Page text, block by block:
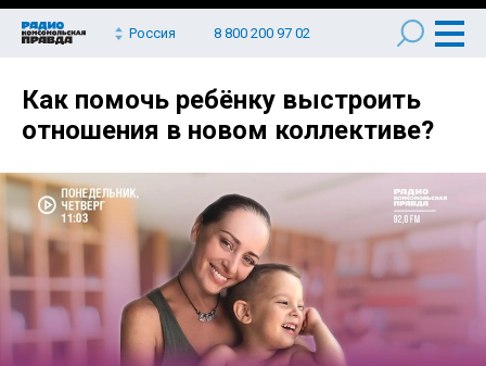
Россия 8 800 200 97 02
Как помочь ребёнку выстроить
отношения в новом коллективе?